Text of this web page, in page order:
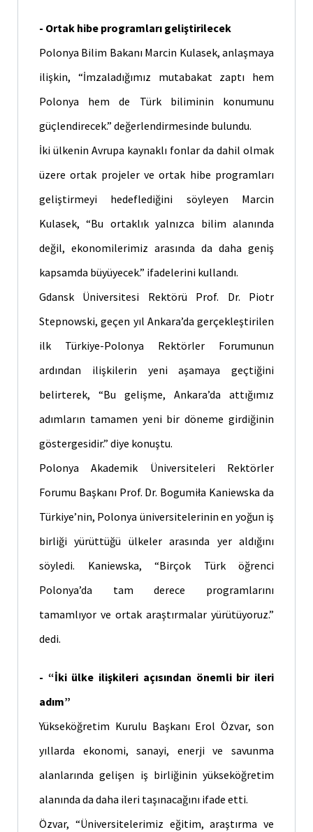
- Ortak hibe programları geliştirilecek
Polonya Bilim Bakanı Marcin Kulasek, anlaşmaya
ilişkin, “İmzaladığımız mutabakat zaptı hem
Polonya hem de Türk biliminin konumunu
güçlendirecek.” değerlendirmesinde bulundu.
İki ülkenin Avrupa kaynaklı fonlar da dahil olmak
üzere ortak projeler ve ortak hibe programları
geliştirmeyi hedeflediğini söyleyen Marcin
Kulasek, “Bu ortaklık yalnızca bilim alanında
değil, ekonomilerimiz arasında da daha geniş
kapsamda büyüyecek.” ifadelerini kullandı.
Gdansk Üniversitesi Rektörü Prof. Dr. Piotr
Stepnowski, geçen yıl Ankara’da gerçekleştirilen
ilk Türkiye-Polonya Rektörler Forumunun
ardından ilişkilerin yeni aşamaya geçtiğini
belirterek, “Bu gelişme, Ankara’da attığımız
adımların tamamen yeni bir döneme girdiğinin
göstergesidir.” diye konuştu.
Polonya Akademik Üniversiteleri Rektörler
Forumu Başkanı Prof. Dr. Bogumiła Kaniewska da
Türkiye’nin, Polonya üniversitelerinin en yoğun iş
birliği yürüttüğü ülkeler arasında yer aldığını
söyledi. Kaniewska, “Birçok Türk öğrenci
Polonya’da tam derece programlarını
tamamlıyor ve ortak araştırmalar yürütüyoruz.”
dedi.
- “İki ülke ilişkileri açısından önemli bir ileri
adım”
Yükseköğretim Kurulu Başkanı Erol Özvar, son
yıllarda ekonomi, sanayi, enerji ve savunma
alanlarında gelişen iş birliğinin yükseköğretim
alanında da daha ileri taşınacağını ifade etti.
Özvar, “Üniversitelerimiz eğitim, araştırma ve